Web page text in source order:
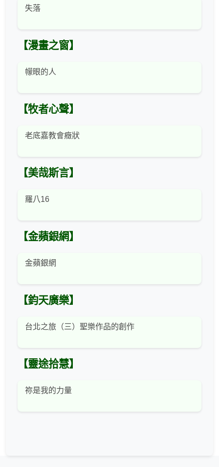
失落
【漫畫之窗】
幪眼的人
【牧者心聲】
老底嘉教會癥狀
【美哉斯言】
羅八16
【金蘋銀網】
金蘋銀網
【鈞天廣樂】
台北之旅（三）聖樂作品的創作
【靈途拾慧】
祢是我的力量